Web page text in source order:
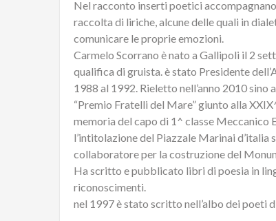
Nel racconto inserti poetici
raccolta di liriche, alcune delle quali in
comunicare le proprie emozioni.
Carmelo Scorrano è nato a Gallipoli il 2
qualifica di gruista. è stato Presidente
1988 al 1992. Rieletto nell’anno 2010
“Premio Fratelli del Mare” giunto alla
memoria del capo di 1^ classe Meccanico
l’intitolazione del Piazzale Marinai
collaboratore per la costruzione del
Ha scritto e pubblicato libri di poesia in
riconoscimenti.
nel 1997 è stato scritto nell’albo dei poeti